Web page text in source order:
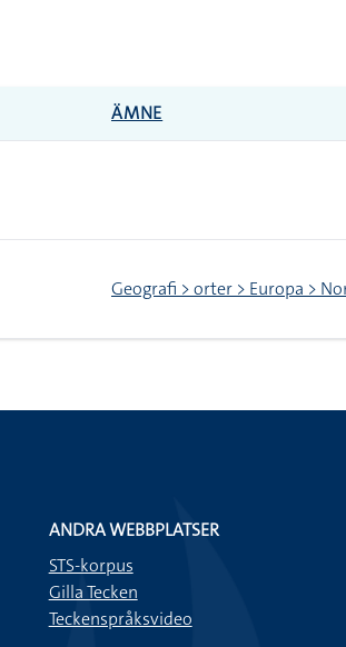
ÄMNE
Geografi > orter > Europa >
ANDRA WEBBPLATSER
STS-korpus
Gilla Tecken
Teckenspråksvideo